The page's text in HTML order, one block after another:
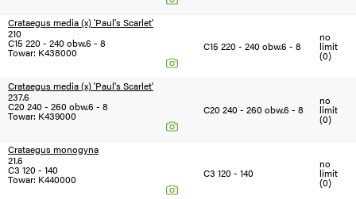
Crataegus media (x) 'Paul's Scarlet'
210
C15 220 - 240 obw.6 - 8
Towar: K438000 C15 220 - 240 obw.6 - 8
no
limit
(0)
Crataegus media (x) 'Paul's Scarlet'
237.6
C20 240 - 260 obw.6 - 8
Towar: K439000 C20 240 - 260 obw.6 - 8
no
limit
(0)
Crataegus monogyna
21.6
C3 120 - 140
Towar: K440000 C3 120 - 140
no
limit
(0)